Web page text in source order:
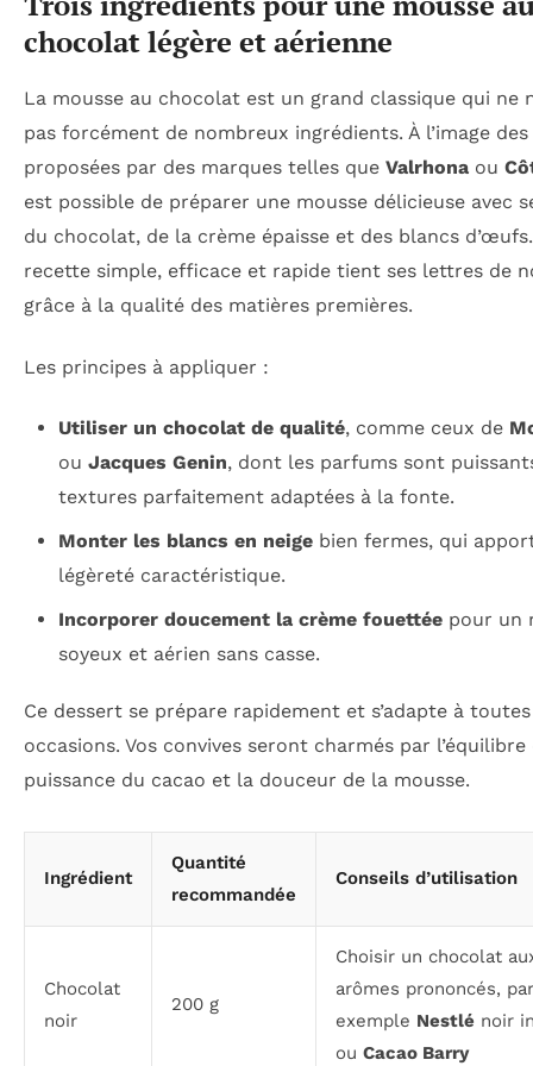
chocolat légère et aérienne
La mousse au chocolat est un grand classique qui ne
pas forcément de nombreux ingrédients. À l’image des
proposées par des marques telles que Valrhona ou
est possible de préparer une mousse délicieuse avec
du chocolat, de la crème épaisse et des blancs
recette simple, efficace et rapide tient ses lettres de
grâce à la qualité des matières premières.
Les principes à appliquer :
Utiliser un chocolat de qualité, comme ceux de
ou Jacques Genin, dont les parfums sont
textures parfaitement adaptées à la fonte.
Monter les blancs en neigebien fermes, qui
légèreté caractéristique.
Incorporer doucement la crème fouettéepour un
soyeux et aérien sans casse.
Ce dessert se prépare rapidement et s’adapte à
occasions. Vos convives seront charmés par
puissance du cacao et la douceur de la mousse.
Ingrédient
Quantité
recommandée
Conseils d’utilisation
Chocolat
noir
200 g
Choisir un chocolat
arômes prononcés, par
exemple Nestlé noir
ou Cacao Barry